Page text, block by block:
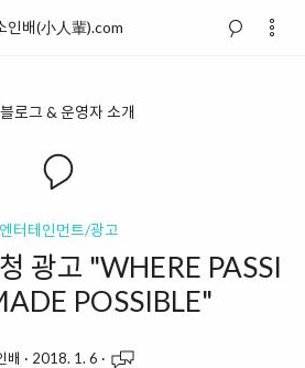
인배(小人輩).com
블로그 & 운영자 소개
엔터테인먼트/광고
광고 "WHERE PASSI
POSSIBLE"
배 · 2018. 1. 6 ·